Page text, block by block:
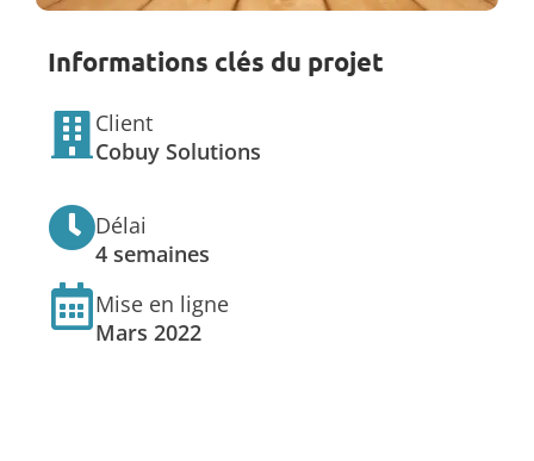
Informations clés du projet
Client
Cobuy Solutions
Délai
4 semaines
Mise en ligne
Mars 2022